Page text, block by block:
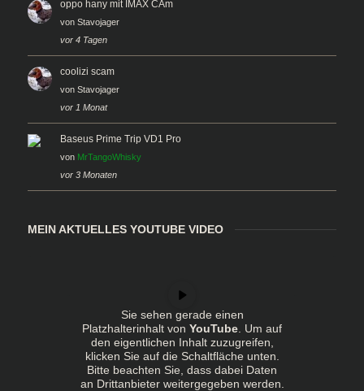
oppo hany mit IMAX CAm
von Stavojager
vor 4 Tagen
coolizi scam
von Stavojager
vor 1 Monat
Baseus Prime Trip VD1 Pro
von MrTangoWhisky
vor 3 Monaten
MEIN AKTUELLES YOUTUBE VIDEO
Sie sehen gerade einen
Platzhalterinhalt von YouTube . Um auf
den eigentlichen Inhalt zuzugreifen,
klicken Sie auf die Schaltfläche unten.
Bitte beachten Sie, dass dabei Daten
an Drittanbieter weitergegeben werden.